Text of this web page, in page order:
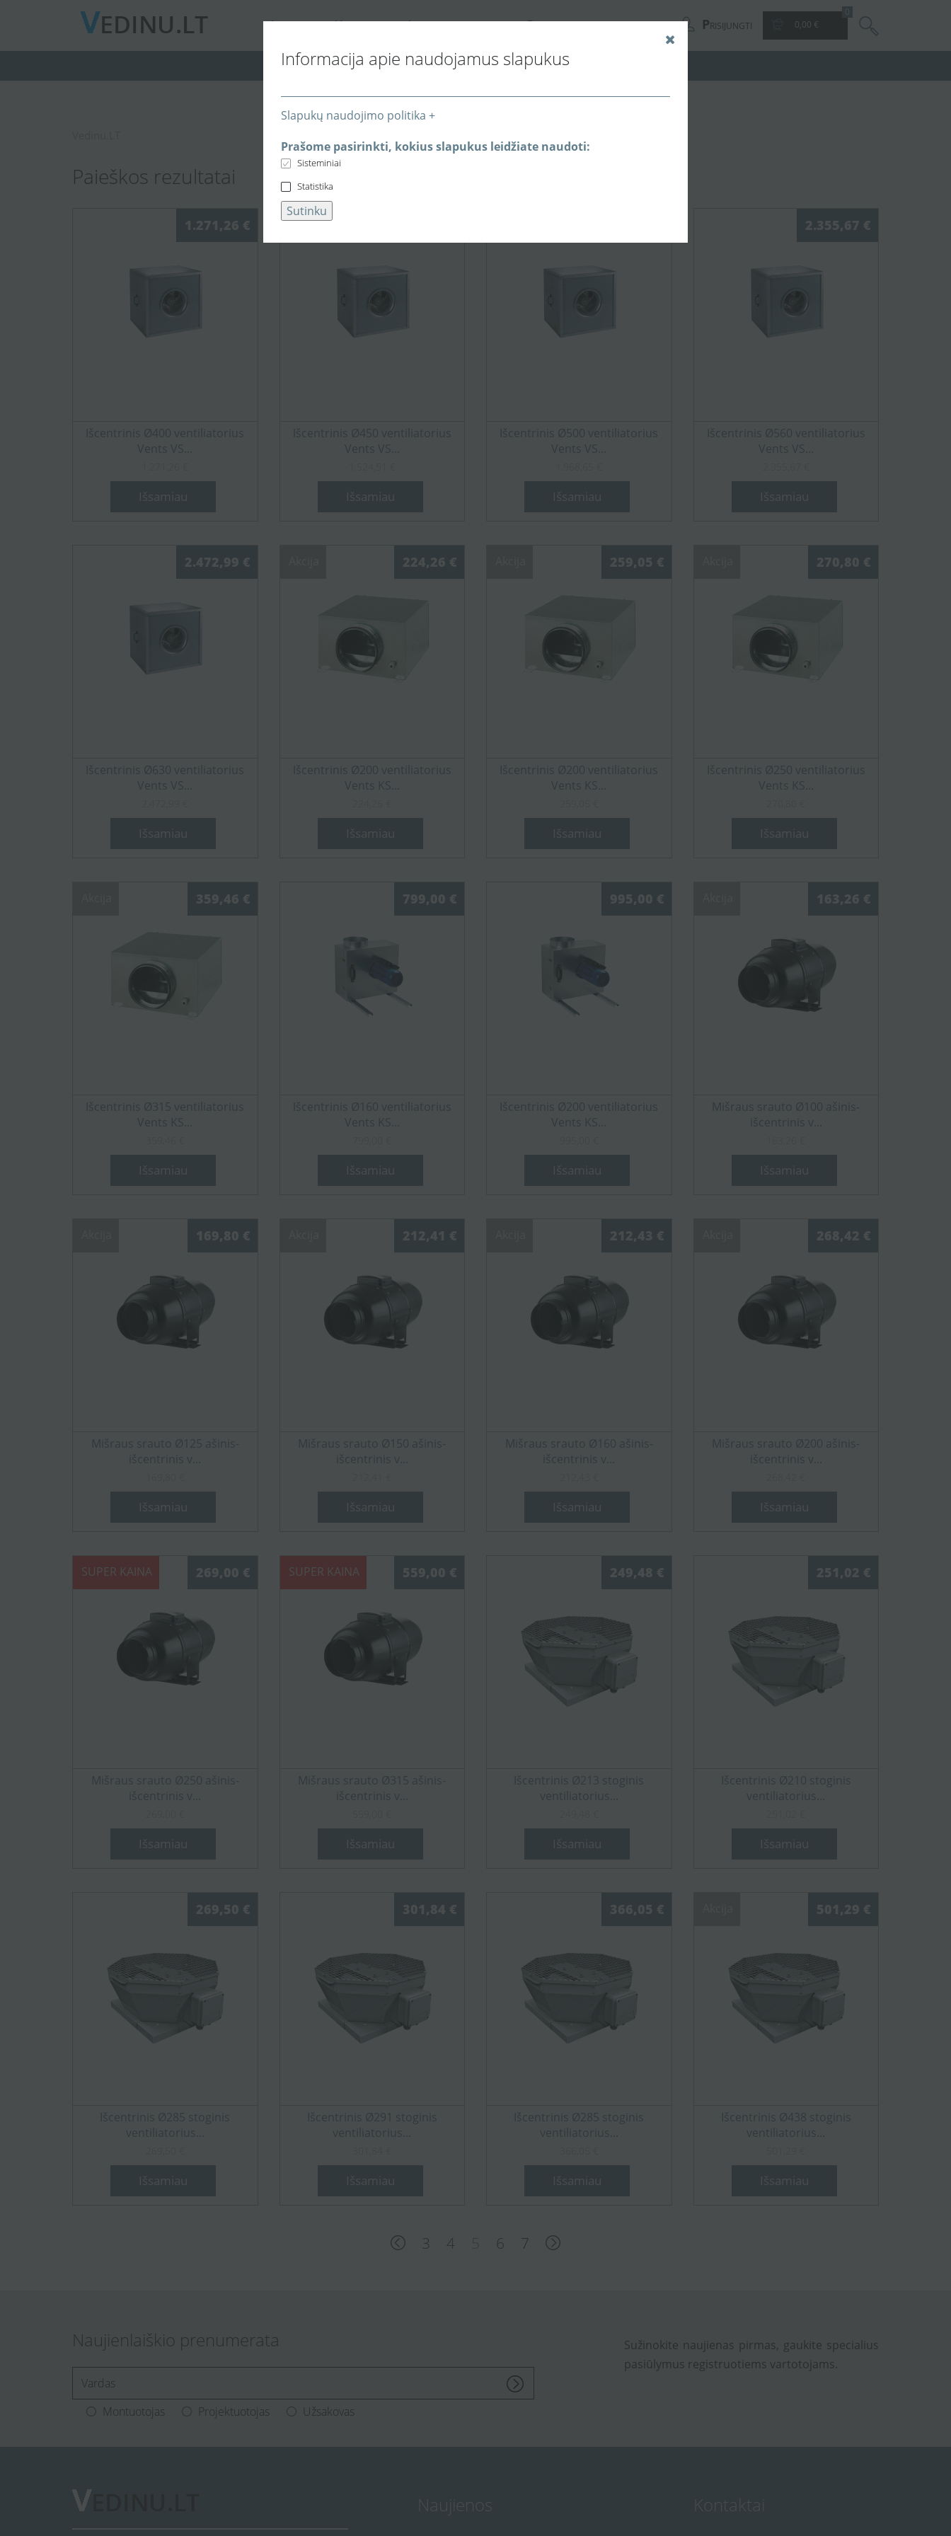
Informacija apie naudojamus slapukus
Slapukų naudojimo politika +
Prašome pasirinkti, kokius slapukus leidžiate naudoti:
Sisteminiai
Statistika
Sutinku
A K I P PRISIJUNGTI
0,00 €
Paieškos rezultatai
1.271,26 €
Išcentrinis Ø400 ventiliatorius
Vents VS...
Išsamiau
Išcentrinis Ø450 ventiliatorius
Vents VS...
Išsamiau
Išcentrinis Ø500 ventiliatorius
Vents VS...
Išsamiau
2.355,67 €
Išcentrinis Ø560 ventiliatorius
Vents VS...
Išsamiau
2.472,99 €
Išcentrinis Ø630 ventiliatorius
Vents VS...
Išsamiau
224,26 €
Išcentrinis Ø200 ventiliatorius
Vents KS...
Išsamiau
259,05 €
Išcentrinis Ø200 ventiliatorius
Vents KS...
Išsamiau
270,80 €
Išcentrinis Ø250 ventiliatorius
Vents KS...
Išsamiau
359,46 €
Išcentrinis Ø315 ventiliatorius
Vents KS...
Išsamiau
799,00 €
Išcentrinis Ø160 ventiliatorius
Vents KS...
Išsamiau
995,00 €
Išcentrinis Ø200 ventiliatorius
Vents KS...
Išsamiau
163,26 €
Mišraus srauto Ø100 ašinis-
išcentrinis v...
Išsamiau
169,80 €
Mišraus srauto Ø125 ašinis-
išcentrinis v...
Išsamiau
212,41 €
Mišraus srauto Ø150 ašinis-
išcentrinis v...
Išsamiau
212,43 €
Mišraus srauto Ø160 ašinis-
išcentrinis v...
Išsamiau
268,42 €
Mišraus srauto Ø200 ašinis-
išcentrinis v...
Išsamiau
SUPER KAINA 269,00 €
Mišraus srauto Ø250 ašinis-
išcentrinis v...
Išsamiau
SUPER KAINA 559,00 €
Mišraus srauto Ø315 ašinis-
išcentrinis v...
Išsamiau
249,48 €
Išcentrinis Ø213 stoginis
ventiliatorius...
Išsamiau
251,02 €
Išcentrinis Ø210 stoginis
ventiliatorius...
Išsamiau
269,50 €
Išcentrinis Ø285 stoginis
ventiliatorius...
Išsamiau
301,84 €
Išcentrinis Ø291 stoginis
ventiliatorius...
Išsamiau
366,05 €
Išcentrinis Ø285 stoginis
ventiliatorius...
Išsamiau
501,29 €
Išcentrinis Ø438 stoginis
ventiliatorius...
Išsamiau
3 4 5 6 7
Naujienlaiškio prenumerata
Montuotojas Projektuotojas Užsakovas
Sužinokite naujienas pirmas, gaukite specialius
pasiūlymus registruotiems vartotojams.
Naujienos Kontaktai